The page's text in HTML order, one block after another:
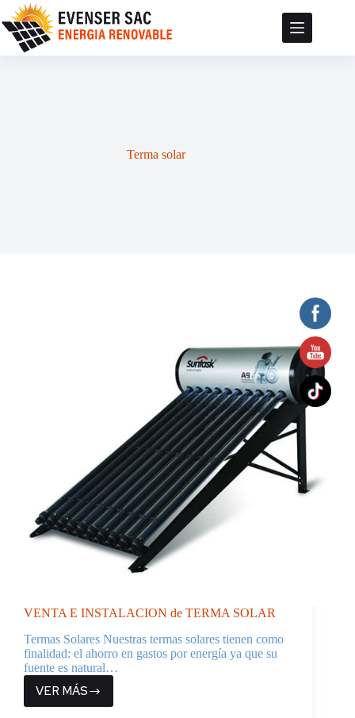
Saltar
al
contenido
Terma solar
VENTA E INSTALACION de TERMA SOLAR
Termas Solares Nuestras termas solares tienen como
finalidad: el ahorro en gastos por energía ya que su
fuente es natural…
VER MÁS
VENTA